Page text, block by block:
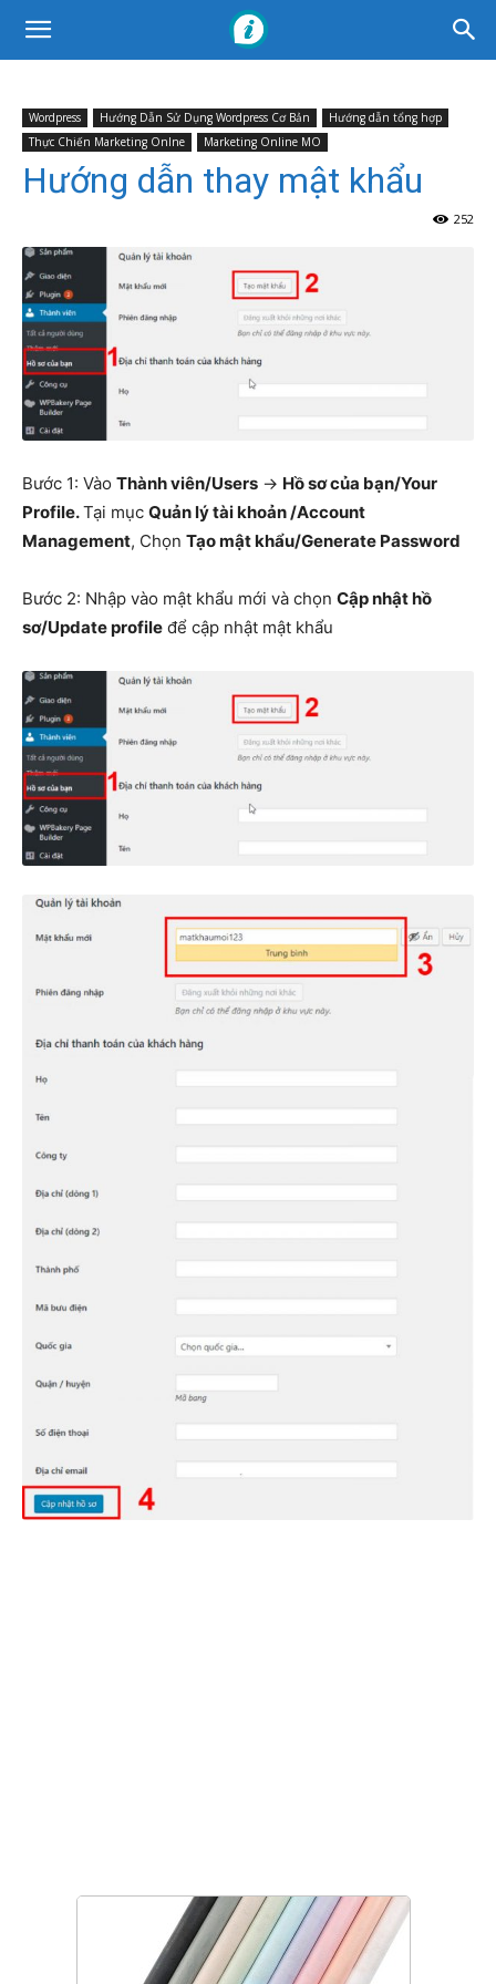
Wordpress Hướng Dẫn Sử Dụng Wordpress Cơ Bản
Hướng dẫn tổng hợp
Thực Chiến Marketing Onlne
Marketing Online MO
Hướng dẫn thay mật khẩu
252
Bước 1: Vào Thành viên/Users -> Hồ sơ của bạn/Your
Profile.Tại mục Quản lý tài khoản /Account
Management, Chọn Tạo mật khẩu/Generate Password
Bước 2: Nhập vào mật khẩu mới và chọn Cập nhật hồ
sơ/Update profile để cập nhật mật khẩu